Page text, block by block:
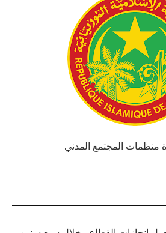
منظمات المجتمع المدني